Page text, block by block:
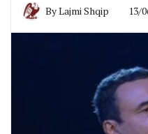
ByLajmi Shqip 13/